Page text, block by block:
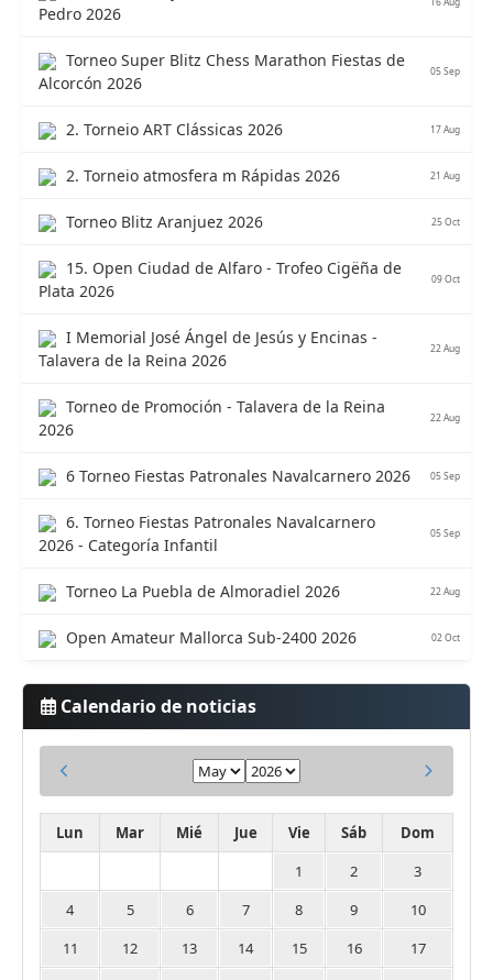
Pedro 2026
Torneo Super Blitz Chess Marathon Fiestas de
Alcorcón 2026
05 Sep
2. Torneio ART Clássicas 2026 17 Aug
2. Torneio atmosfera m Rápidas 2026 21 Aug
Torneo Blitz Aranjuez 2026 25 Oct
15. Open Ciudad de Alfaro - Trofeo Cigëña de
Plata 2026
09 Oct
I Memorial José Ángel de Jesús y Encinas -
Talavera de la Reina 2026
22 Aug
Torneo de Promoción - Talavera de la Reina
2026
22 Aug
6 Torneo Fiestas Patronales Navalcarnero 2026 05 Sep
6. Torneo Fiestas Patronales Navalcarnero
2026 - Categoría Infantil
05 Sep
Torneo La Puebla de Almoradiel 2026 22 Aug
Open Amateur Mallorca Sub-2400 2026 02 Oct
Calendario de noticias
Lun Mar Mié Jue Vie Sáb
Dom
1
2
3
4
5 6 7 8 9
10
11
12 13 14 15 16
17